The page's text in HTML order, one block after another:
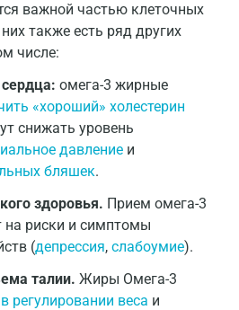
важной частью клеточных
также есть ряд других
числе:
омега-3 жирные
«хороший» холестерин
снижать уровень
давление и
бляшек.
здоровья. Прием омега-3
на риски и симптомы
(депрессия, слабоумие).
талии. Жиры Омега-3
регулировании веса и